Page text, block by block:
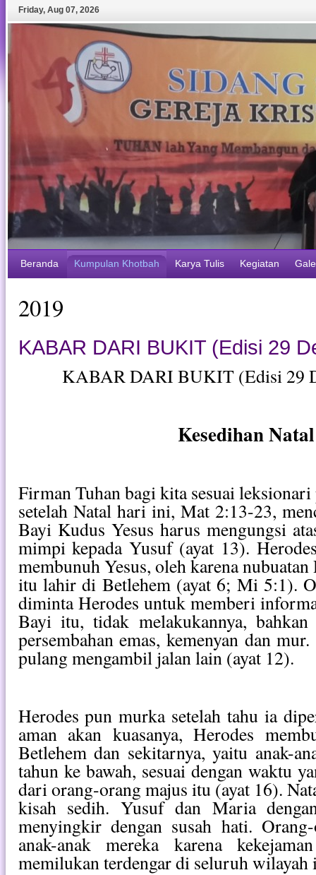
Friday, Aug 07, 2026
Beranda Kumpulan Khotbah Karya Tulis Kegiatan
2019
KABAR DARI BUKIT (Edisi 29
KABAR DARI BUKIT (Edisi 29
Kesedihan Natal
Firman Tuhan bagi kita sesuai
setelah Natal hari ini, Mat 2:13-23,
Bayi Kudus Yesus harus mengungsi
mimpi kepada Yusuf (ayat 13).
membunuh Yesus, oleh karena nubuatan
itu lahir di Betlehem (ayat 6; Mi 5:1).
diminta Herodes untuk memberi
Bayi itu, tidak melakukannya, bahkan
persembahan emas, kemenyan dan
pulang mengambil jalan lain (ayat 12).
Herodes pun murka setelah tahu ia
aman akan kuasanya, Herodes
Betlehem dan sekitarnya, yaitu anak-
tahun ke bawah, sesuai dengan waktu
dari orang-orang majus itu (ayat 16).
kisah sedih. Yusuf dan Maria
menyingkir dengan susah hati.
anak-anak mereka karena
memilukan terdengar di seluruh wilayah